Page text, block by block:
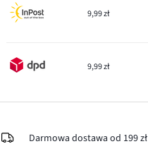
9,99 zł
9,99 zł
Darmowa dostawa od 199 zł